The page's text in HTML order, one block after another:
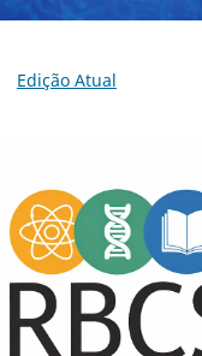
Edição Atual